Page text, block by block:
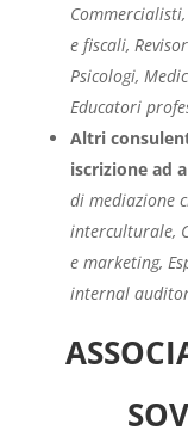
e fiscali,
Psicologi,
Educatori
Altri
iscrizione ad
di mediazione
interculturale,
e marketing,
internal